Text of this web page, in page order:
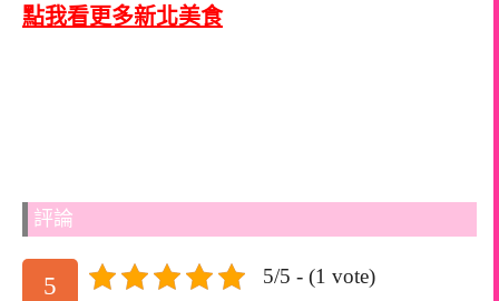
點我看更多新北美食
評論
5 5/5 - (1 vote)